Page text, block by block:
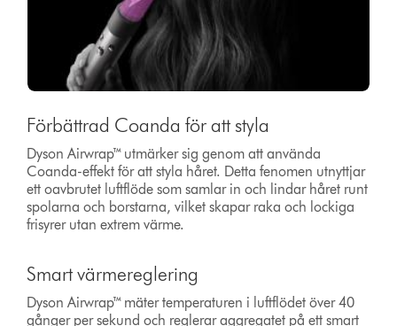
Förbättrad Coanda för att styla
Dyson Airwrap™ utmärker sig genom att använda
Coanda-effekt för att styla håret. Detta fenomen utnyttjar
ett oavbrutet luftflöde som samlar in och lindar håret runt
spolarna och borstarna, vilket skapar raka och lockiga
frisyrer utan extrem värme.
Smart värmereglering
Dyson Airwrap™ mäter temperaturen i luftflödet över 40
gånger per sekund och reglerar aggregatet på ett smart